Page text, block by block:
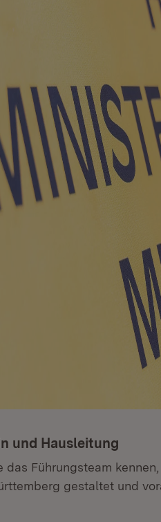
und Hausleitung
das Führungsteam
gestaltet und